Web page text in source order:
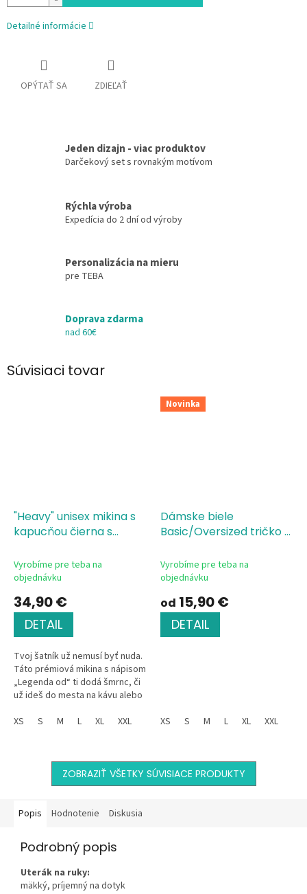
Detailné informácie
OPÝTAŤ SA ZDIEĽAŤ
Jeden dizajn - viac produktov
Darčekový set s rovnakým motívom
Rýchla výroba
Expedícia do 2 dní od výroby
Personalizácia na mieru
pre TEBA
Doprava zdarma
nad 60€
Súvisiaci tovar
"Heavy" unisex mikina s
kapucňou čierna s
Vyrobíme pre teba na
objednávku
34,90 €
DETAIL
Tvoj šatník už nemusí byť nuda.
Táto prémiová mikina s nápisom
„Legenda od“ ti dodá šmrnc, či
už ideš do mesta na kávu alebo
Je mäkučká, štýlová...
XS S M L XL XXL
Novinka
Dámske biele
Basic/Oversized tričko s
Vyrobíme pre teba na
objednávku
od 15,90 €
DETAIL
XS S M L XL XXL
ZOBRAZIŤ VŠETKY SÚVISIACE PRODUKTY
Popis Hodnotenie Diskusia
Podrobný popis
Uterák na ruky:
mäkký, príjemný na dotyk